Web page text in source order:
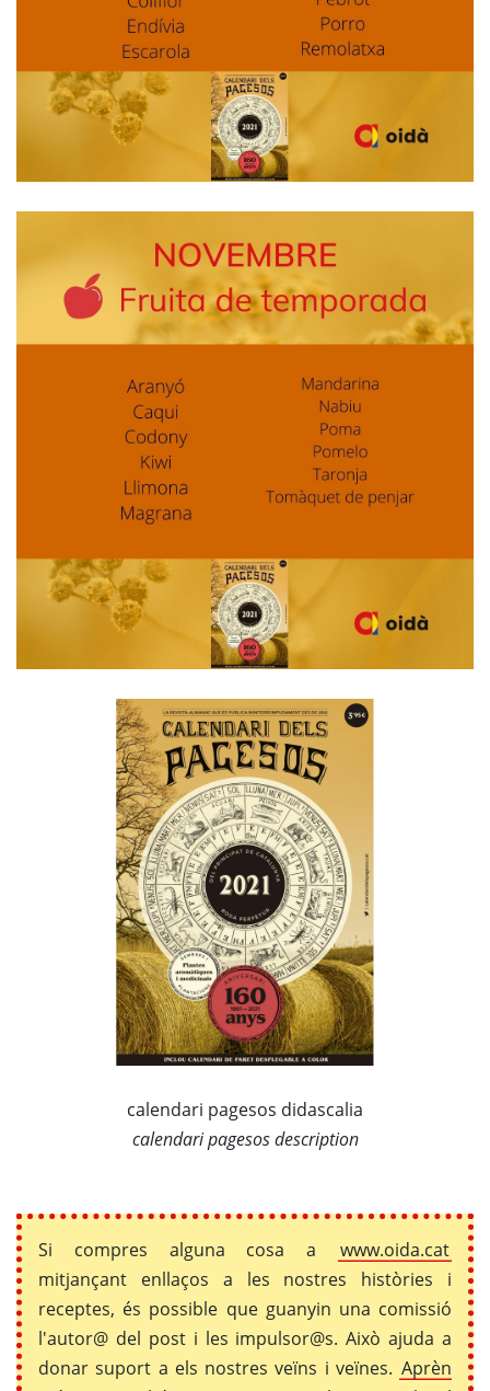
calendari pagesos didascalia
calendari pagesos description
Si compres alguna cosa a www.oida.cat
mitjançant enllaços a les nostres històries i
receptes, és possible que guanyin una comissió
l'autor@ del post i les impulsor@s. Això ajuda a
donar suport a els nostres veïns i veïnes. Aprèn